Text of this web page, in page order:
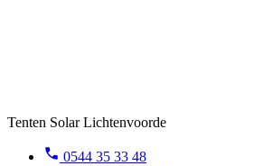
Tenten Solar Lichtenvoorde
0544 35 33 48